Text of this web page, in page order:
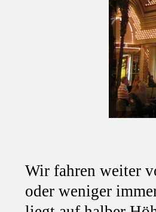
Wir fahren weiter
oder weniger